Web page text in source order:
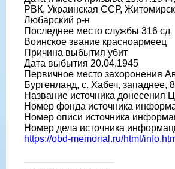
РВК, Украинская ССР,
Любарский р-н
Последнее место службы 316 сд
Воинское звание красноармеец
Причина выбытия убит
Дата выбытия 20.04.1945
Первичное место захоронения
Бургенланд, с. Хабеч, западнее,
Название источника донесения
Номер фонда источника
Номер описи источника
Номер дела источника
https://obd-memorial.ru/html/